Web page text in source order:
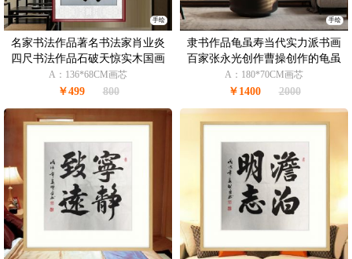
手绘
名家书法作品著名书法家肖业炎
四尺书法作品石破天惊实木国画
框
A：136*68CM画芯
￥499 800
手绘
隶书作品龟虽寿当代实力派书画
百家张永光创作曹操创作的龟虽
寿四言乐府诗
A：180*70CM画芯
￥1400 2000